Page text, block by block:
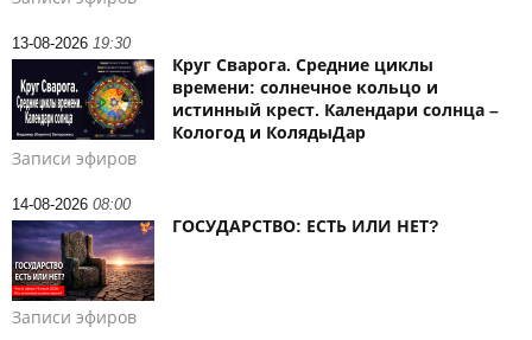
13-08-2026 19:30
Круг Сварога. Средние циклы
времени: солнечное кольцо и
истинный крест. Календари солнца –
Кологод и КолядыДар
Записи эфиров
14-08-2026 08:00
ГОСУДАРСТВО: ЕСТЬ ИЛИ НЕТ?
Записи эфиров